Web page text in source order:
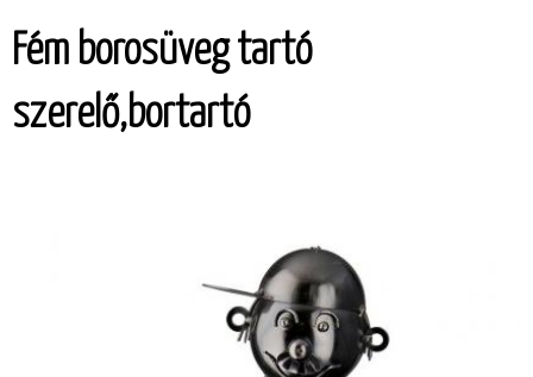
Fém borosüveg tartó
szerelő,bortartó